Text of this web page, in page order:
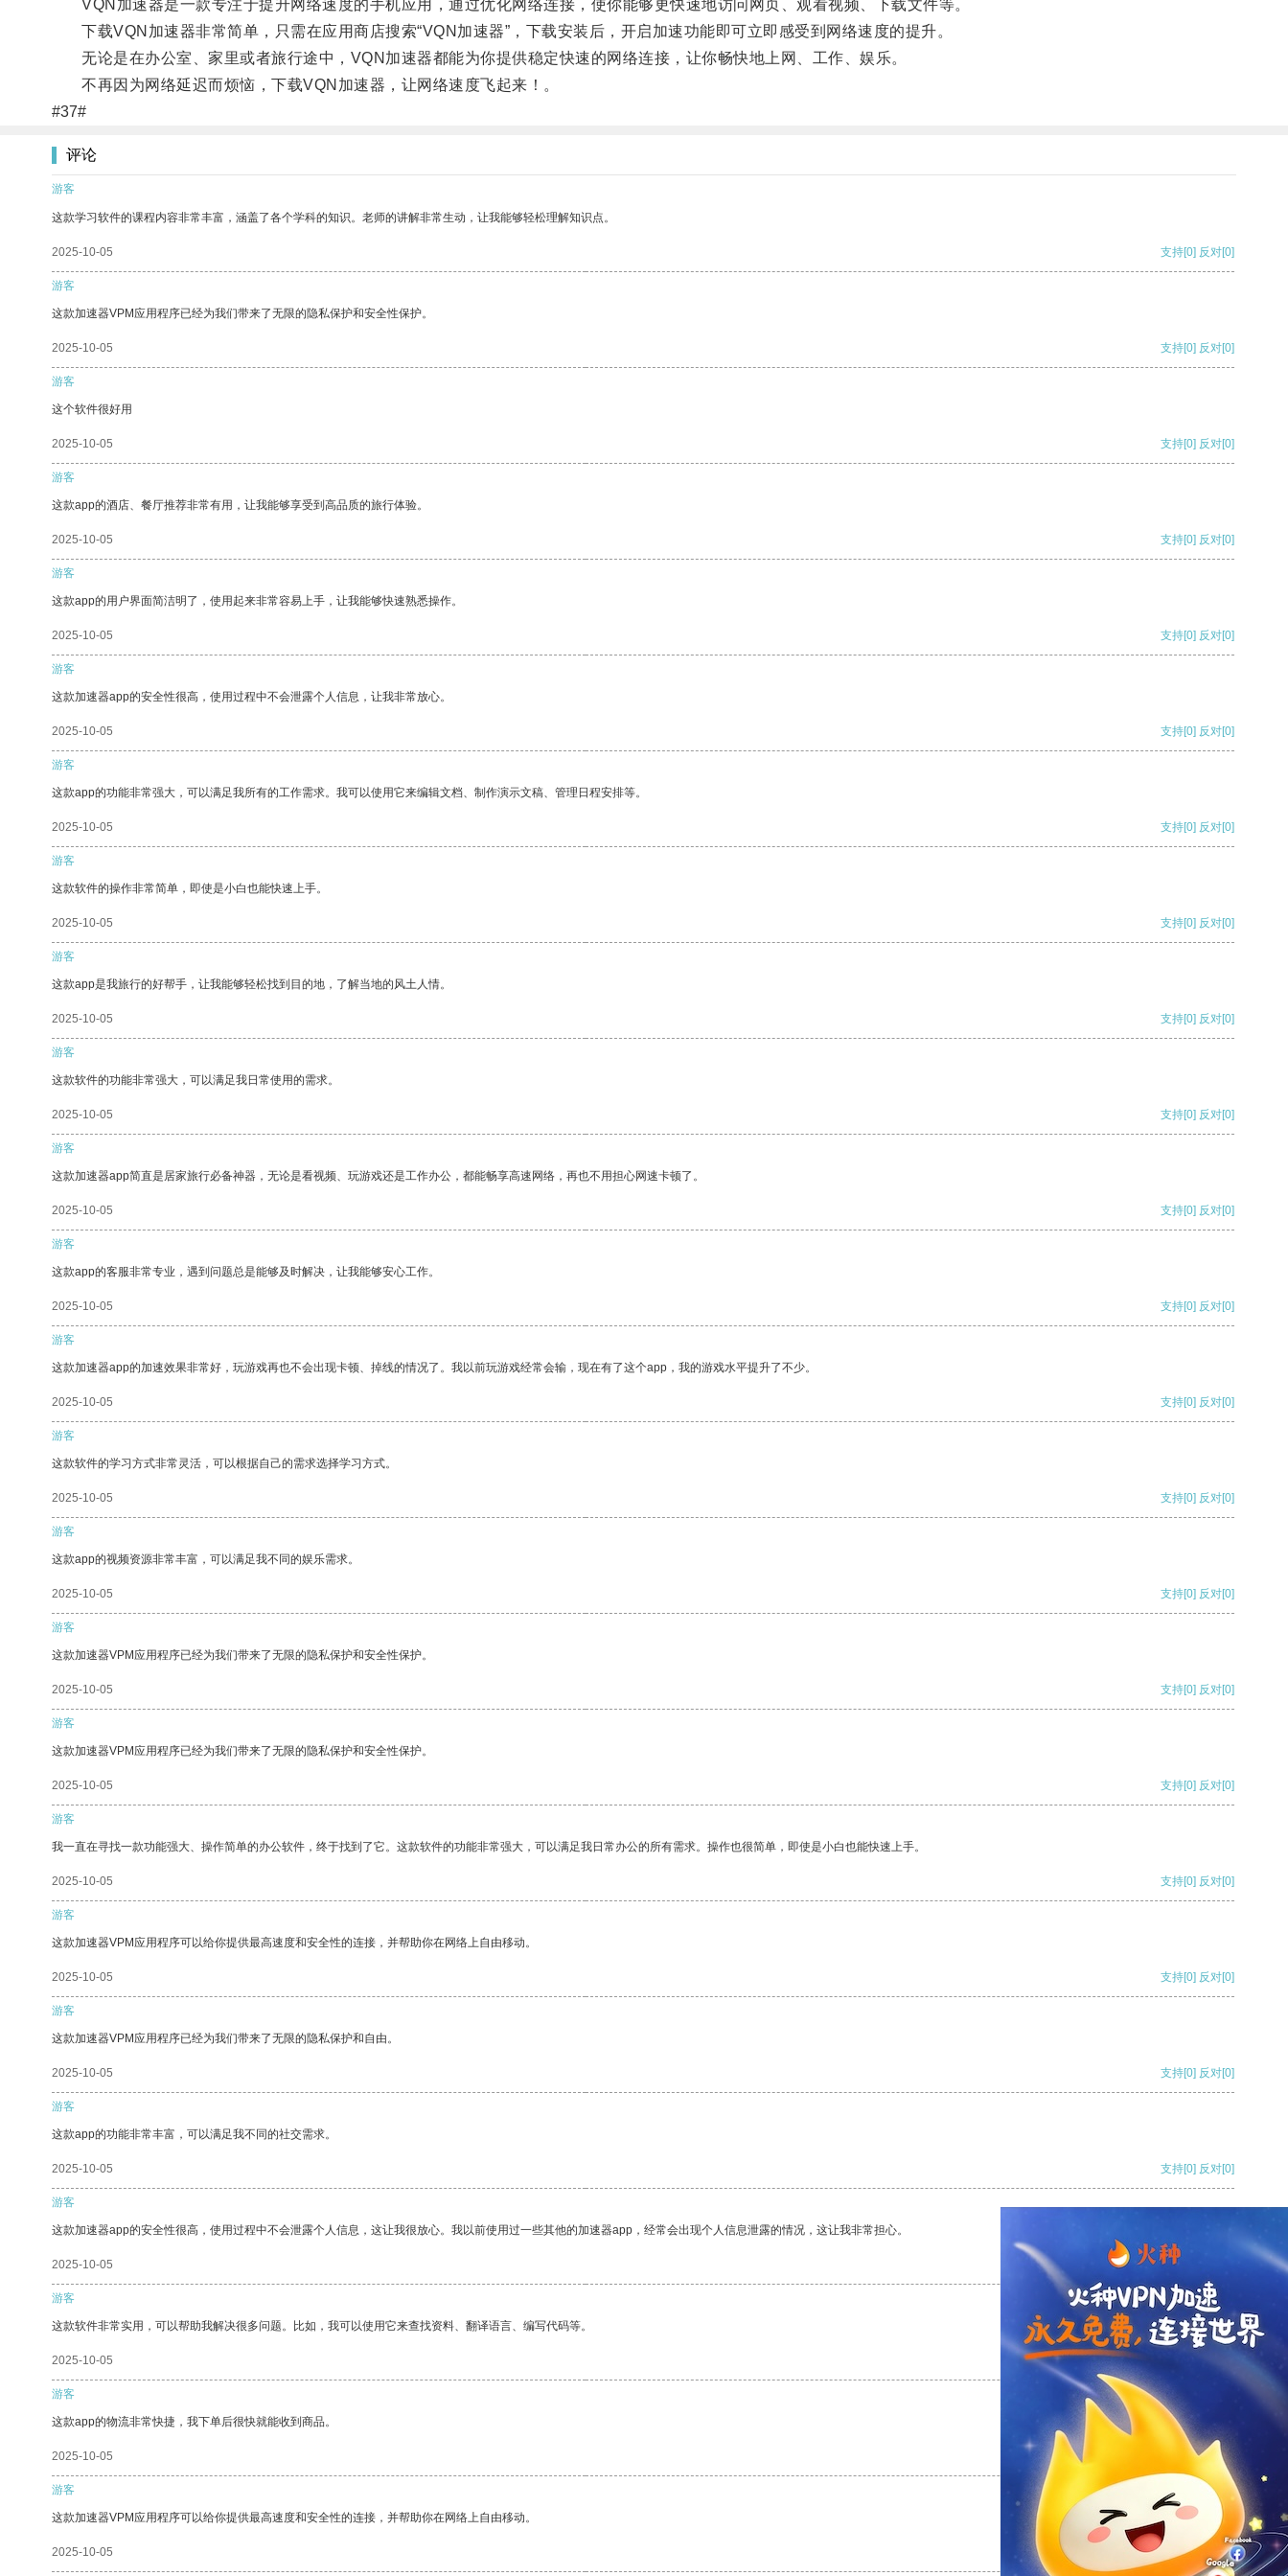
VQN加速器是一款专注于提升网络速度的手机应用，通过优化网络连接，使你能够更快速地访问网页、观看视频、下载文件等。
下载VQN加速器非常简单，只需在应用商店搜索“VQN加速器”，下载安装后，开启加速功能即可立即感受到网络速度的提升。
无论是在办公室、家里或者旅行途中，VQN加速器都能为你提供稳定快速的网络连接，让你畅快地上网、工作、娱乐。
不再因为网络延迟而烦恼，下载VQN加速器，让网络速度飞起来！。
#37#
评论
游客
这款学习软件的课程内容非常丰富，涵盖了各个学科的知识。老师的讲解非常生动，让我能够轻松理解知识点。
2025-10-05 支持[0] 反对[0]
游客
这款加速器VPM应用程序已经为我们带来了无限的隐私保护和安全性保护。
2025-10-05 支持[0] 反对[0]
游客
这个软件很好用
2025-10-05 支持[0] 反对[0]
游客
这款app的酒店、餐厅推荐非常有用，让我能够享受到高品质的旅行体验。
2025-10-05 支持[0] 反对[0]
游客
这款app的用户界面简洁明了，使用起来非常容易上手，让我能够快速熟悉操作。
2025-10-05 支持[0] 反对[0]
游客
这款加速器app的安全性很高，使用过程中不会泄露个人信息，让我非常放心。
2025-10-05 支持[0] 反对[0]
游客
这款app的功能非常强大，可以满足我所有的工作需求。我可以使用它来编辑文档、制作演示文稿、管理日程安排等。
2025-10-05 支持[0] 反对[0]
游客
这款软件的操作非常简单，即使是小白也能快速上手。
2025-10-05 支持[0] 反对[0]
游客
这款app是我旅行的好帮手，让我能够轻松找到目的地，了解当地的风土人情。
2025-10-05 支持[0] 反对[0]
游客
这款软件的功能非常强大，可以满足我日常使用的需求。
2025-10-05 支持[0] 反对[0]
游客
这款加速器app简直是居家旅行必备神器，无论是看视频、玩游戏还是工作办公，都能畅享高速网络，再也不用担心网速卡顿了。
2025-10-05 支持[0] 反对[0]
游客
这款app的客服非常专业，遇到问题总是能够及时解决，让我能够安心工作。
2025-10-05 支持[0] 反对[0]
游客
这款加速器app的加速效果非常好，玩游戏再也不会出现卡顿、掉线的情况了。我以前玩游戏经常会输，现在有了这个app，我的游戏水平提升了不少。
2025-10-05 支持[0] 反对[0]
游客
这款软件的学习方式非常灵活，可以根据自己的需求选择学习方式。
2025-10-05 支持[0] 反对[0]
游客
这款app的视频资源非常丰富，可以满足我不同的娱乐需求。
2025-10-05 支持[0] 反对[0]
游客
这款加速器VPM应用程序已经为我们带来了无限的隐私保护和安全性保护。
2025-10-05 支持[0] 反对[0]
游客
这款加速器VPM应用程序已经为我们带来了无限的隐私保护和安全性保护。
2025-10-05 支持[0] 反对[0]
游客
我一直在寻找一款功能强大、操作简单的办公软件，终于找到了它。这款软件的功能非常强大，可以满足我日常办公的所有需求。操作也很简单，即使是小白也能快速上手。
2025-10-05 支持[0] 反对[0]
游客
这款加速器VPM应用程序可以给你提供最高速度和安全性的连接，并帮助你在网络上自由移动。
2025-10-05 支持[0] 反对[0]
游客
这款加速器VPM应用程序已经为我们带来了无限的隐私保护和自由。
2025-10-05 支持[0] 反对[0]
游客
这款app的功能非常丰富，可以满足我不同的社交需求。
2025-10-05 支持[0] 反对[0]
游客
这款加速器app的安全性很高，使用过程中不会泄露个人信息，这让我很放心。我以前使用过一些其他的加速器app，经常会出现个人信息泄露的情况，这让我非常担心。
2025-10-05 支持
游客
这款软件非常实用，可以帮助我解决很多问题。比如，我可以使用它来查找资料、翻译语言、编写代码等。
2025-10-05
游客
这款app的物流非常快捷，我下单后很快就能收到商品。
2025-10-05 [0] 反对[0]
游客
这款加速器VPM应用程序可以给你提供最高速度和安全性的连接，并帮助你在网络上自由移动。
2025-10-05 支持[0] 反对[0]